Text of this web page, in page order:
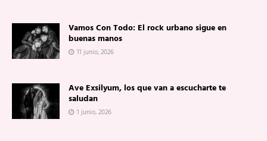
Vamos Con Todo: El rock urbano sigue en
buenas manos
11 junio, 2026
Ave Exsilyum, los que van a escucharte te
saludan
1 junio, 2026